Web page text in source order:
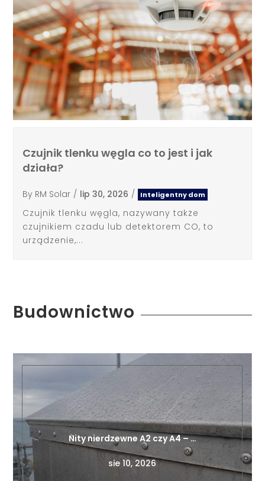
Czujnik tlenku węgla co to jest i jak
działa?
By RM Solar / lip 30, 2026 / Inteligentny dom
Czujnik tlenku węgla, nazywany także
czujnikiem czadu lub detektorem CO, to
urządzenie,...
Budownictwo
Nity nierdzewne A2 czy A4 – …
sie 10, 2026